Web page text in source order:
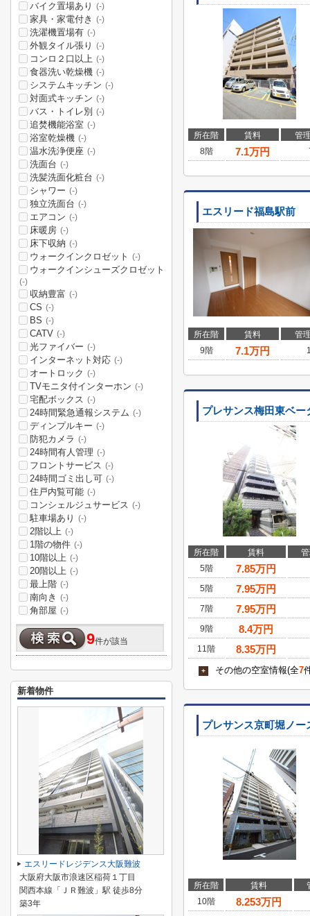
所在階 賃料
管
8階
7.1万円
エスリード福島駅前
所在階 賃料
管
9階
7.1万円
プレサンス梅田東ベー
所在階 賃料
5階
7.85万円
5階 7.95万円
7階 7.95万円
9階 8.4万円
11階 8.35万円
+ その他の空室情報(全7
プレサンス京町堀ノー
所在階 賃料
10階
8.253万円
バイク置場あり (-)
家具・家電付き (-)
洗濯機置場有 (-)
外観タイル張り (-)
コンロ２口以上 (-)
食器洗い乾燥機 (-)
システムキッチン (-)
対面式キッチン (-)
バス・トイレ別 (-)
追焚機能浴室 (-)
浴室乾燥機 (-)
温水洗浄便座 (-)
洗面台 (-)
洗髪洗面化粧台 (-)
シャワー (-)
独立洗面台 (-)
エアコン (-)
床暖房 (-)
床下収納 (-)
ウォークインクロゼット (-)
ウォークインシューズクロゼット
(-)
収納豊富 (-)
CS (-)
BS (-)
CATV (-)
光ファイバー (-)
インターネット対応 (-)
オートロック (-)
TVモニタ付インターホン (-)
宅配ボックス (-)
24時間緊急通報システム (-)
ディンプルキー (-)
防犯カメラ (-)
24時間有人管理 (-)
フロントサービス (-)
24時間ゴミ出し可 (-)
住戸内覧可能 (-)
コンシェルジュサービス (-)
駐車場あり (-)
2階以上 (-)
1階の物件 (-)
10階以上 (-)
20階以上 (-)
最上階 (-)
南向き (-)
角部屋 (-)
9件が該当
新着物件
エスリードレジデンス大阪難波
大阪府大阪市浪速区稲荷１丁目
関西本線「ＪＲ難波」駅 徒歩8分
築3年